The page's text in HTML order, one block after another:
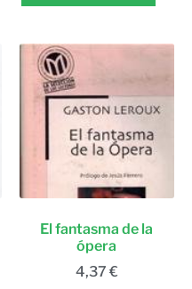
El fantasma de la
ópera
4,37 €